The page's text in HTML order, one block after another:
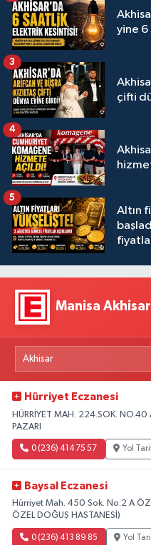
yine 6
çifti
3
4
Altın
5
Manisa
Hürriyet Eczanesi
HÜRRİYET MAH. 224.SOK. NO.40
PAZARI
0 (236) 414 75 57 Yol
Baysal Eczanesi
Hürriyet Mah. 450 Sok. No:2 A
ÖZEL DOĞUŞ HASTANESİ)
0 (236) 413 89 85 Yol